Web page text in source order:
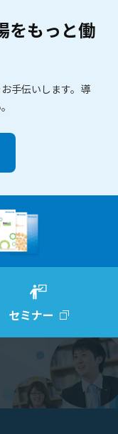
をもっと働
手伝いします。 導
セミナー